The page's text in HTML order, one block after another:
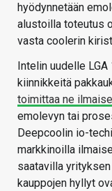
hyödynnetään
alustoilla toteutus
vasta coolerin
Intelin uudelle
kiinnikkeitä
toimittaa ne
emolevyn tai
Deepcoolin io-
markkinoilla
saatavilla
kauppojen hyllyt